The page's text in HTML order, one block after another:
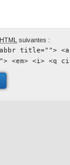
HTML suivantes :
title="">
<em> <i> <q